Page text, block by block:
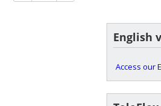
English
Access our